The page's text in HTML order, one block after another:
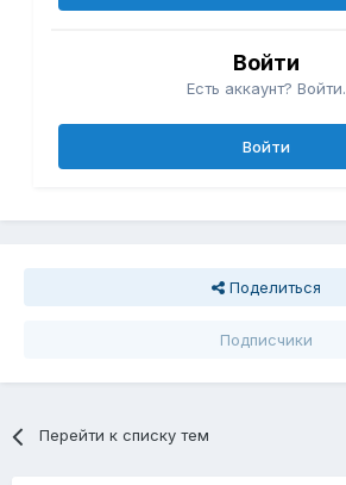
Войти
Есть аккаунт? Войти.
Войти
Поделиться
Подписчики
Перейти к списку тем